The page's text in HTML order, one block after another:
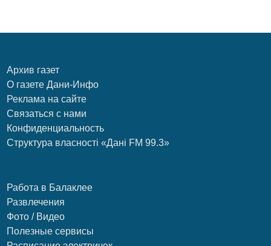
Архив газет
О газете Дани-Инфо
Реклама на сайте
Связаться с нами
Конфиденциальность
Структура власності «Дані FM 99.3»
Работа в Балаклее
Развлечения
Фото / Видео
Полезные сервисы